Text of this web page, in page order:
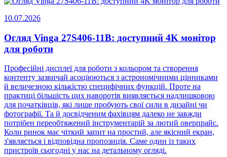
10.07.2026
Огляд Vinga 27S406-11B: доступний 4K монітор
для роботи
Професійні дисплеї для роботи з кольором та створення
контенту зазвичай асоціюються з астрономічними цінниками
й величезною кількістю специфічних функцій. Проте на
практиці більшість цих наворотів виявляється надлишковою
для початківців, які лише пробують свої сили в дизайні чи
фотографії. Та й досвідченим фахівцям далеко не завжди
потрібен переобтяжений інструментарій за лютий оверпрайс.
Коли ринок має чіткий запит на простий, але якісний екран,
з'являється і відповідна пропозиція. Саме один із таких
пристроїв сьогодні у нас на детальному огляді.